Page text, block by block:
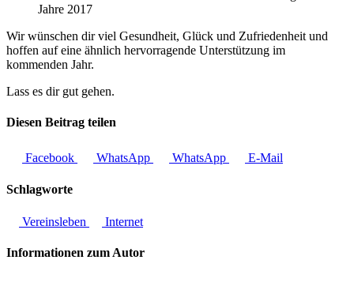
Jahre 2017
Wir wünschen dir viel Gesundheit, Glück und Zufriedenheit und
hoffen auf eine ähnlich hervorragende Unterstützung im
kommenden Jahr.
Lass es dir gut gehen.
Diesen Beitrag teilen
Facebook WhatsApp WhatsApp E-Mail
Schlagworte
Vereinsleben Internet
Informationen zum Autor